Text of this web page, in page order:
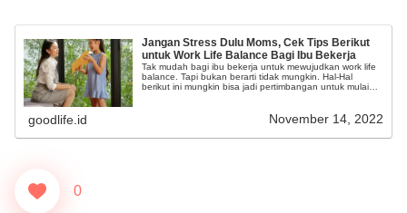
Jangan Stress Dulu Moms, Cek Tips Berikut
untuk Work Life Balance Bagi Ibu Bekerja
Tak mudah bagi ibu bekerja untuk mewujudkan work life
balance. Tapi bukan berarti tidak mungkin. Hal-Hal
berikut ini mungkin bisa jadi pertimbangan untuk mulai
goodlife.id November 14, 2022
0